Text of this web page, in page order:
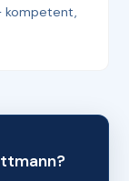
kompetent,